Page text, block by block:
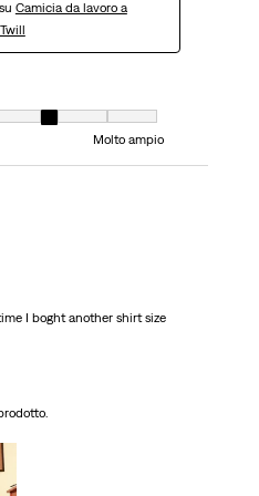
Camicia da lavoro a
a Molto aderente e 7 è uguale a Molto
Molto ampio
I boght another shirt size